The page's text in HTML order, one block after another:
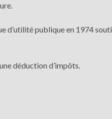
d’utilité publique en 1974
déduction d’impôts.